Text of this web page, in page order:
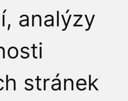
analýzy
stránek